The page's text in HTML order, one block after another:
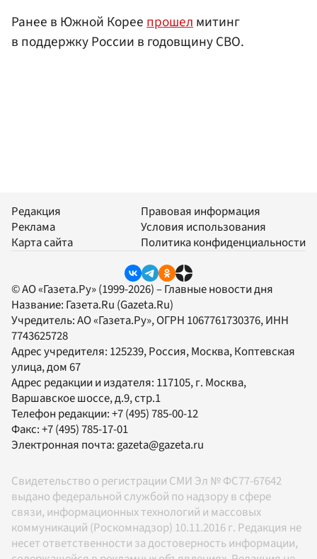
Ранее в Южной Кореепрошелмитинг
в поддержку России в годовщину СВО.
Редакция
Реклама
Карта сайта
Правовая информация
Условия использования
Политика конфиденциальности
© АО «Газета.Ру» (1999-2026) – Главные новости дня
Название: Газета.Ru (Gazeta.Ru)
Учредитель:АО «Газета.Ру», ОГРН 1067761730376, ИНН
7743625728
Адрес учредителя: 125239, Россия, Москва, Коптевская
улица, дом 67
Адрес редакции и издателя: 117105, г. Москва,
Варшавское шоссе, д.9, стр.1
Телефон редакции:+7 (495) 785-00-12
Факс:+7 (495) 785-17-01
Электронная почта: gazeta@gazeta.ru
Свидетельство о регистрации СМИ Эл № ФС77-67642
выдано федеральной службой по надзору в сфере
связи, информационных технологий и массовых
коммуникаций (Роскомнадзор) 10.11.2016 г. Редакция не
несет ответственности за достоверность информации,